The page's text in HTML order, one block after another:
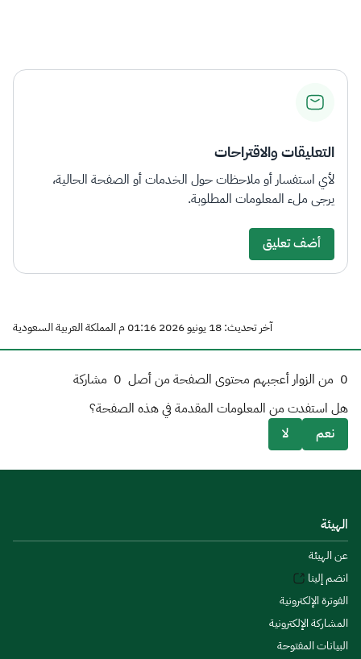
التعليقات والاقتراحات
لأي استفسار أو ملاحظات حول الخدمات أو الصفحة الحالية،
يرجى ملء المعلومات المطلوبة.
أضف تعليق
آخر تحديث: 18 يونيو 2026 01:16 م المملكة العربية السعودية
0 من الزوار أعجبهم محتوى الصفحة من أصل 0 مشاركة
هل استفدت من المعلومات المقدمة في هذه الصفحة؟
نعم
لا
الهيئة
عن الهيئة
انضم إلينا
الفوترة الإلكترونية
المشاركة الإلكترونية
البيانات المفتوحة